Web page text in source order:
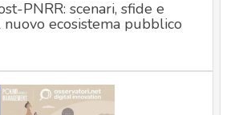
PNRR: scenari, sfide e
ecosistema pubblico